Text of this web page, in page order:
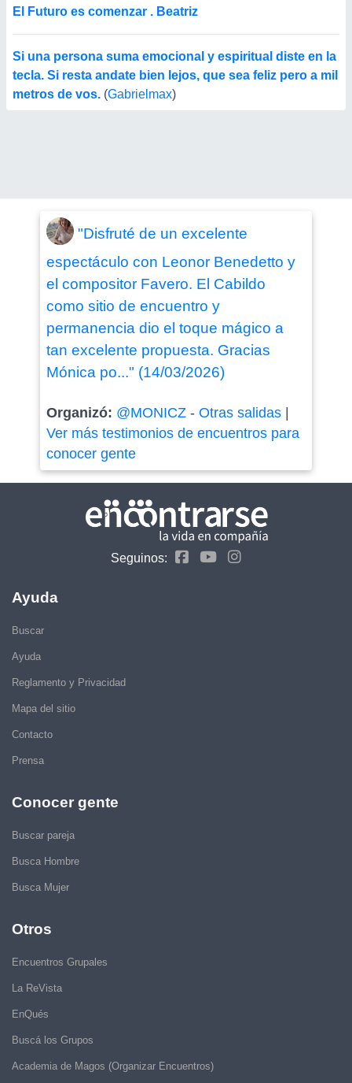
El Futuro es comenzar . Beatriz
Si una persona suma emocional y espiritual diste en la
tecla. Si resta andate bien lejos, que sea feliz pero a mil
metros de vos. (Gabrielmax)
"Disfruté de un excelente
espectáculo con Leonor Benedetto y
el compositor Favero. El Cabildo
como sitio de encuentro y
permanencia dio el toque mágico a
tan excelente propuesta. Gracias
Mónica po..." (14/03/2026)
Organizó: @MONICZ- Otras salidas|
Ver más testimonios de encuentros para
conocer gente
Seguinos:
Ayuda
Buscar
Ayuda
Reglamento y Privacidad
Mapa del sitio
Contacto
Prensa
Conocer gente
Buscar pareja
Busca Hombre
Busca Mujer
Otros
Encuentros Grupales
La ReVista
EnQués
Buscá los Grupos
Academia de Magos (Organizar Encuentros)